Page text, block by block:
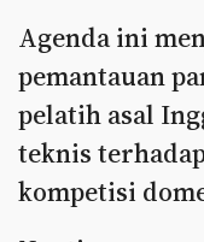
Agenda ini
pemantauan
pelatih asal
teknis
kompetisi